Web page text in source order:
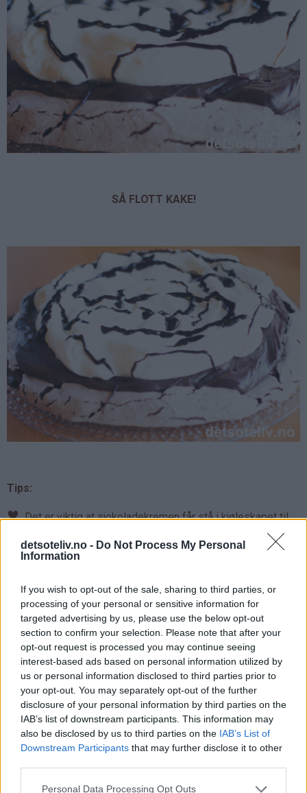
detsoteliv.no - Do Not Process My Personal
Information
If you wish to opt-out of the sale, sharing to third parties, or
processing of your personal or sensitive information for
targeted advertising by us, please use the below opt-out
section to confirm your selection. Please note that after your
opt-out request is processed you may continue seeing
interest-based ads based on personal information utilized by
us or personal information disclosed to third parties prior to
your opt-out. You may separately opt-out of the further
disclosure of your personal information by third parties on the
IAB’s list of downstream participants. This information may
also be disclosed by us to third parties on the IAB’s List of
Downstream Participants that may further disclose it to other
Personal Data Processing Opt Outs
SÅ FLOTT KAKE!
Tips:
♥Det er viktig at sjokoladekremen får stå i kjøleskapet til
den får tykk nok konsistens, ellers vil den bare flyte utover
kaken. Jeg tror jeg lot den stå i kjøleskapet i minst et par
å fordele over marengsbunnen.
Som sjokoladesaus oppå kaken bruker jeg "Double
Chocolate Sundae Syrup" fra Hersheys (fås kjøpt blant annet
hos Coop Mega og Ica). Dette er en amerikansk
sjokoladesaus på flaske som har noe tykkere konsistens enn
den norske varianten, men det går fint å bruke norsk
sjokoladesaus på flaske også (men pass på at du bruker
vanlig type og ikke den som stivner på iskrem).
Det går fint å lage marengsbunnen og dekke den med
sjokoladekremen dagen i forveien. La kaken stå i kjøleskapet
over natten. På serveringsdagen pynter du med pisket krem